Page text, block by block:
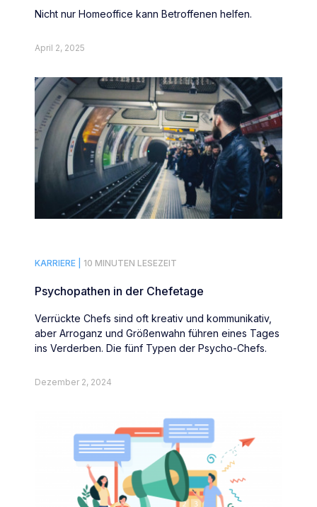
Nicht nur Homeoffice kann Betroffenen helfen.
April 2, 2025
KARRIERE | 10 MINUTEN LESEZEIT
Psychopathen in der Chefetage
Verrückte Chefs sind oft kreativ und kommunikativ,
aber Arroganz und Größenwahn führen eines Tages
ins Verderben. Die fünf Typen der Psycho-Chefs.
Dezember 2, 2024